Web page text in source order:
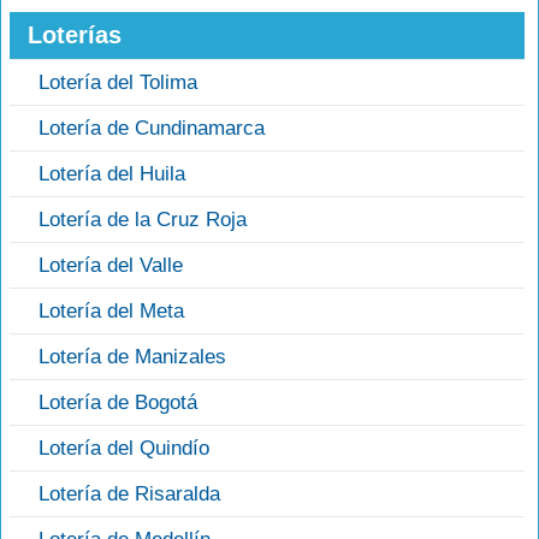
Loterías
Lotería del Tolima
Lotería de Cundinamarca
Lotería del Huila
Lotería de la Cruz Roja
Lotería del Valle
Lotería del Meta
Lotería de Manizales
Lotería de Bogotá
Lotería del Quindío
Lotería de Risaralda